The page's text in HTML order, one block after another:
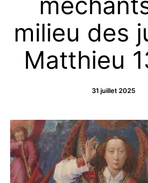
milieu des
Matthieu
31 juillet 2025